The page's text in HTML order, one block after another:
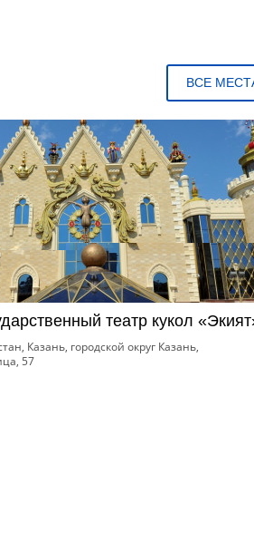
ВСЕ
театр кукол
Казань, городской округ Казань,
57